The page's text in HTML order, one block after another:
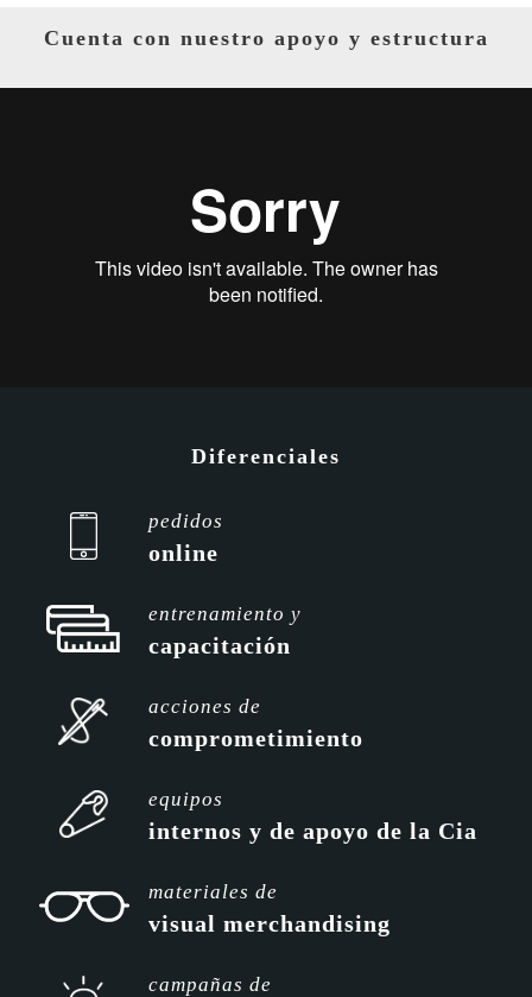
Cuenta con nuestro apoyo y estructura
Diferenciales
pedidos
online
entrenamiento y
capacitación
acciones de
comprometimiento
equipos
internos y de apoyo de la Cia
materiales de
visual merchandising
campañas de